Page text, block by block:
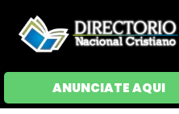
ANUNCIATE AQUI